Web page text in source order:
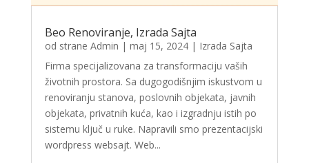
Beo Renoviranje, Izrada Sajta
od strane Admin | maj 15, 2024| Izrada Sajta
Firma specijalizovana za transformaciju vaših
životnih prostora. Sa dugogodišnjim iskustvom u
renoviranju stanova, poslovnih objekata, javnih
objekata, privatnih kuća, kao i izgradnju istih po
sistemu ključ u ruke. Napravili smo prezentacijski
wordpress websajt. Web...